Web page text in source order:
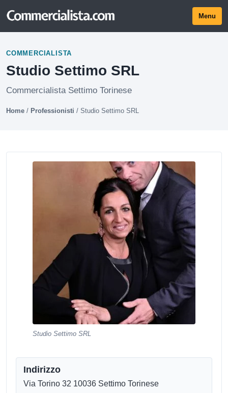
Menu
COMMERCIALISTA
Studio Settimo SRL
Commercialista Settimo Torinese
Home / Professionisti / Studio Settimo SRL
Studio Settimo SRL
Indirizzo
Via Torino 32 10036 Settimo Torinese